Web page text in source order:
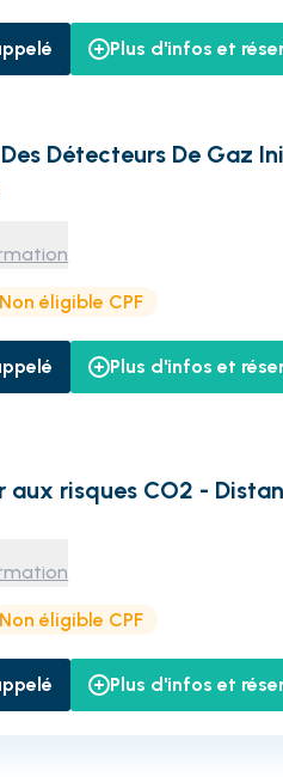
Plus d'infos et
Détecteurs De Gaz
Non éligible CPF
Plus d'infos et
aux risques CO2 -
Non éligible CPF
Plus d'infos et